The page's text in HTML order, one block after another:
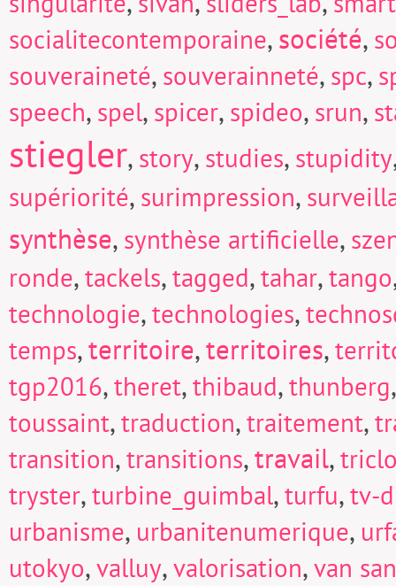
socialitecontemporaine,société,
souveraineté, souverainneté, spc,
speech, spel, spicer, spideo, srun,
stiegler, story, studies, stupidity
supériorité, surimpression,
synthèse, synthèse artificielle,
ronde,tackels,tagged,tahar,tango
technologie,technologies,
temps,territoire,territoires,
tgp2016,theret,thibaud,thunberg
toussaint,traduction,traitement,
transition,transitions,travail,
tryster,turbine_guimbal,turfu,tv-
urbanisme, urbanitenumerique,
utokyo,valluy,valorisation,van